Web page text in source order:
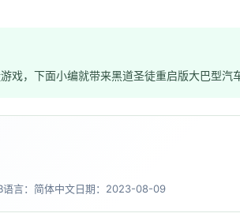
戏，下面小编就带来黑道圣徒重启版大巴型汽
语言：简体中文日期：2023-08-09